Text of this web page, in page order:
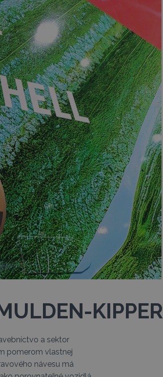
KIPPER
a sektor
pomerom vlastnej
návesu má